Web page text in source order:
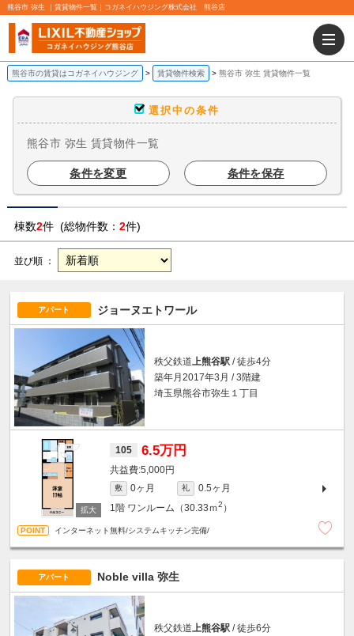
熊谷市 弥生 ｜賃貸物件一覧｜コガネイハウジング株式会社 熊谷店
熊谷市の賃貸はコガネイハウジング 賃貸物件検索 熊谷市 弥生 賃貸物件一覧
選択中の条件
熊谷市 弥生 賃貸物件一覧
条件を変更 条件を保存
棟数2件 (総物件数： 2件)
並び順 ：
アパート ジョーヌエトワール
秩父鉄道上熊谷駅 / 徒歩4分
築年月2017年3月 / 3階建
埼玉県熊谷市弥生１丁目
105 6.5万円
5,000円
敷 0ヶ月 礼
0.5ヶ月
1階 ワンルーム（30.33ｍ2 ）
インターネット無料/システムキッチン完備/
アパート Noble villa 弥生
秩父鉄道上熊谷駅 / 徒歩6分